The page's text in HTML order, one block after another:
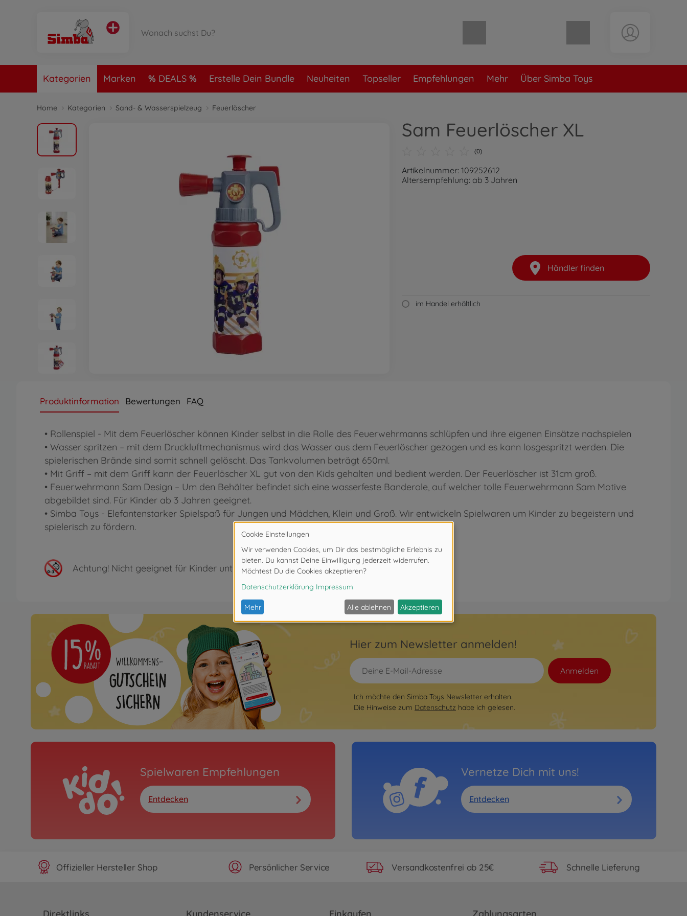
Warenkorb leer
Kategorien Marken DEALS Erstelle Dein Bundle Neuheiten Topseller Empfehlungen Mehr Über Simba Toys
Home Kategorien Sand- & Wasserspielzeug Feuerlöscher
Sam Feuerlöscher XL
(0)
Artikelnummer: 109252612
Altersempfehlung: ab 3 Jahren
Händler finden
im Handel erhältlich
Produktinformation Bewertungen FAQ
• Rollenspiel - Mit dem Feuerlöscher können Kinder selbst in die Rolle des Feuerwehrmanns schlüpfen und ihre eigenen Einsätze nachspielen
• Wasser spritzen – mit dem Druckluftmechanismus wird das Wasser aus dem Feuerlöscher gezogen und es kann losgespritzt werden. Die
spielerischen Brände sind somit schnell gelöscht. Das Tankvolumen beträgt 650ml.
• Mit Griff – mit dem Griff kann der Feuerlöscher XL gut von den Kids gehalten und bedient werden. Der Feuerlöscher ist 31cm groß.
• Feuerwehrmann Sam Design – Um den Behälter befindet sich eine wasserfeste Banderole, auf welcher tolle Feuerwehrmann Sam Motive
abgebildet sind. Für Kinder ab 3 Jahren geeignet.
• Simba Toys - Elefantenstarker Spielspaß für Jungen und Mädchen, Klein und Groß. Wir entwickeln Spielwaren um Kinder zu begeistern und
spielerisch zu fördern.
Achtung! Nicht geeignet für Kinder unter 3 Jahren. Erstickungsgefahr durch Kleinteile.
Hier zum Newsletter anmelden!
Anmelden
Ich möchte den Simba Toys Newsletter erhalten.
Die Hinweise zum Datenschutz habe ich gelesen.
Spielwaren Empfehlungen
Entdecken
Vernetze Dich mit uns!
Entdecken
Offizieller Hersteller Shop Persönlicher Service Versandkostenfrei ab 25€ Schnelle Lieferung